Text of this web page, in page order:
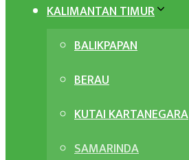
KALIMANTAN TIMUR
BALIKPAPAN
BERAU
KUTAI KARTANEGARA
SAMARINDA